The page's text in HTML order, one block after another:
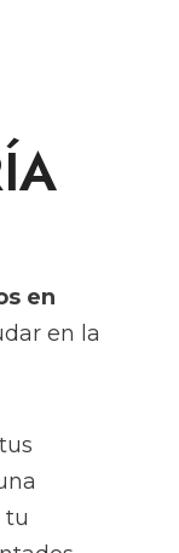
en
en la
tu